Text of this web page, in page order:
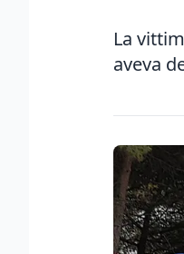
La
aveva